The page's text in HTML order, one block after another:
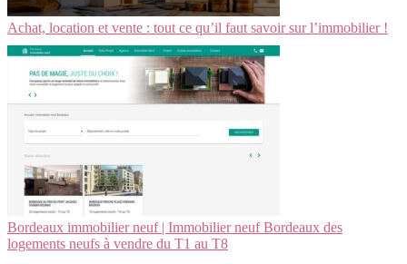
Achat, location et vente : tout ce qu’il faut savoir sur l’immobilier !
Bordeaux immobilier neuf | Immobilier neuf Bordeaux des
logements neufs à vendre du T1 au T8